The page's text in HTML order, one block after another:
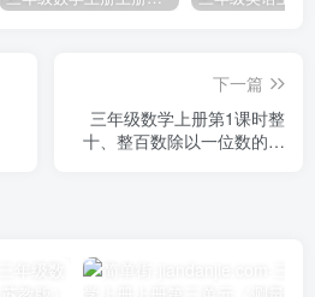
下一篇
三年级数学上册第1课时整
十、整百数除以一位数的口